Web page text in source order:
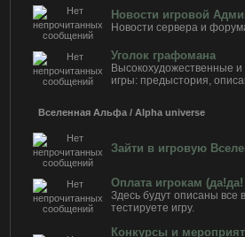
Новости игровой
Новости сервера и
Уголок графомана
Высокохудожественные
игры: предыстория,
Вселенная Альфа / Alpha universe
Зайти в игровую
Оплата игрокам
Здесь будут описаны все
тестируете игру.
Конкурсы и